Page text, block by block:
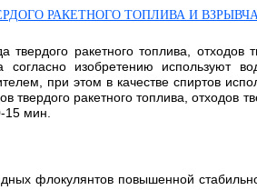
РАКЕТНОГО ТОПЛИВА И
ракетного топлива, отходов
изобретению используют
при этом в качестве спиртов
ракетного топлива, отходов
15 мин.
флокулянтов повышенной